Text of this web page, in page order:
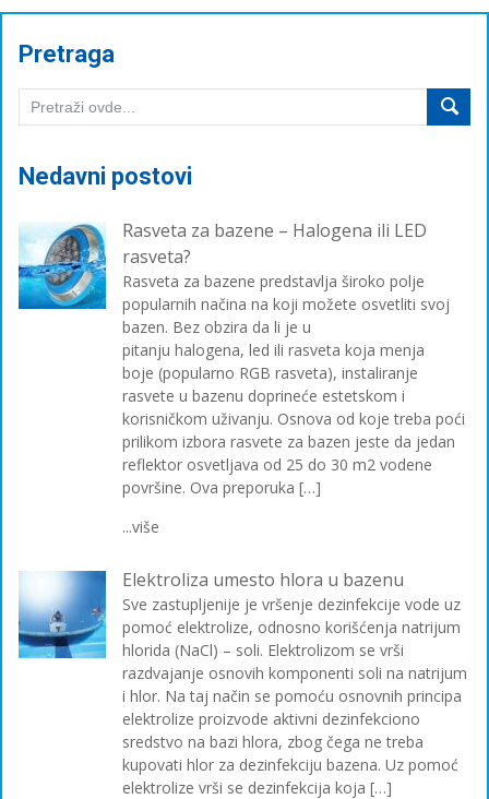
Pretraga
Nedavni postovi
Rasveta za bazene – Halogena ili LED
rasveta?
Rasveta za bazene predstavlja široko polje
popularnih načina na koji možete osvetliti svoj
bazen. Bez obzira da li je u
pitanju halogena, led ili rasveta koja menja
boje (popularno RGB rasveta), instaliranje
rasvete u bazenu doprineće estetskom i
korisničkom uživanju. Osnova od koje treba poći
prilikom izbora rasvete za bazen jeste da jedan
reflektor osvetljava od 25 do 30 m2 vodene
površine. Ova preporuka […]
...više
Elektroliza umesto hlora u bazenu
Sve zastupljenije je vršenje dezinfekcije vode uz
pomoć elektrolize, odnosno korišćenja natrijum
hlorida (NaCl) – soli. Elektrolizom se vrši
razdvajanje osnovih komponenti soli na natrijum
i hlor. Na taj način se pomoću osnovnih principa
elektrolize proizvode aktivni dezinfekciono
sredstvo na bazi hlora, zbog čega ne treba
kupovati hlor za dezinfekciju bazena. Uz pomoć
elektrolize vrši se dezinfekcija koja […]